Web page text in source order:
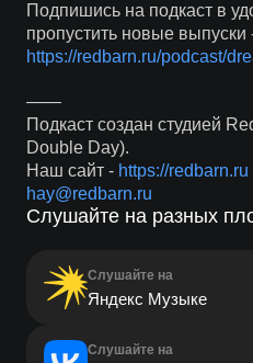
Подпишись на подкаст в
пропустить новые выпуски
https://redbarn.ru/podcast/
——
Подкаст создан студией
Double Day).
Наш сайт - https://redbarn.ru
hay@redbarn.ru
Слушайте на разных
Слушайте на
Яндекс Музыке
Слушайте на